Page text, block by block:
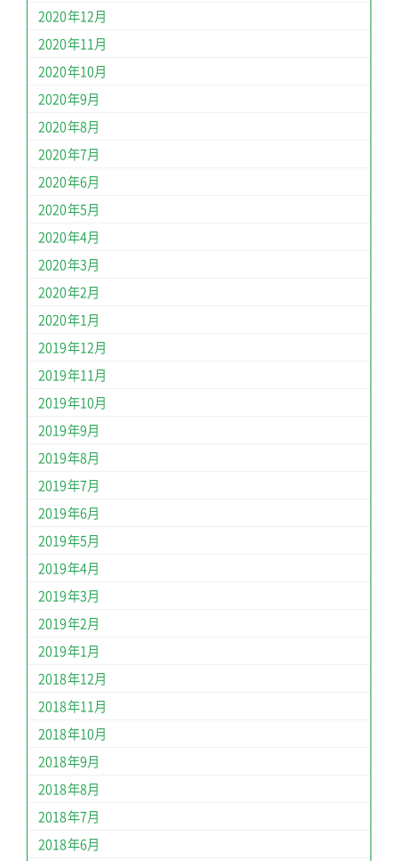
2020年12月
2020年11月
2020年10月
2020年9月
2020年8月
2020年7月
2020年6月
2020年5月
2020年4月
2020年3月
2020年2月
2020年1月
2019年12月
2019年11月
2019年10月
2019年9月
2019年8月
2019年7月
2019年6月
2019年5月
2019年4月
2019年3月
2019年2月
2019年1月
2018年12月
2018年11月
2018年10月
2018年9月
2018年8月
2018年7月
2018年6月